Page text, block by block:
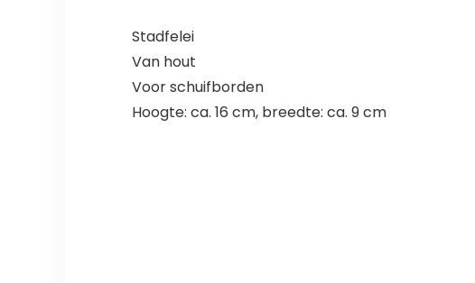
Stadfelei
Van hout
Voor schuifborden
Hoogte: ca. 16 cm, breedte: ca. 9 cm